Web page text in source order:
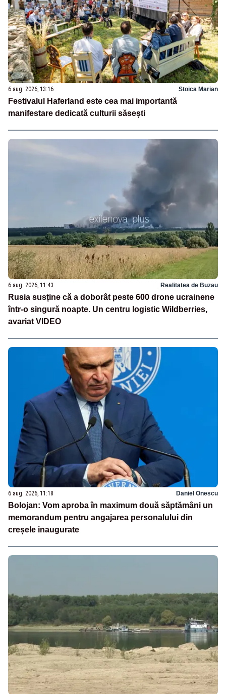
6 aug. 2026, 13:16 Stoica Marian
Festivalul Haferland este cea mai importantă
manifestare dedicată culturii săsești
6 aug. 2026, 11:43 Realitatea de Buzau
Rusia susține că a doborât peste 600 drone ucrainene
într-o singură noapte. Un centru logistic Wildberries,
avariat VIDEO
6 aug. 2026, 11:18 Daniel Onescu
Bolojan: Vom aproba în maximum două săptămâni un
memorandum pentru angajarea personalului din
creșele inaugurate